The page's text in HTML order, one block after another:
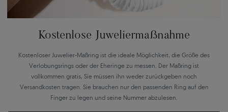
Kostenlose Juweliermaßnahme
Kostenloser Juwelier-Maßring ist die ideale Möglichkeit, die Größe des
Verlobungsrings oder der Eheringe zu messen. Der Maßring ist
vollkommen gratis, Sie müssen ihn weder zurückgeben noch
Versandkosten tragen. Sie brauchen nur den passenden Ring auf den
Finger zu legen und seine Nummer abzulesen.